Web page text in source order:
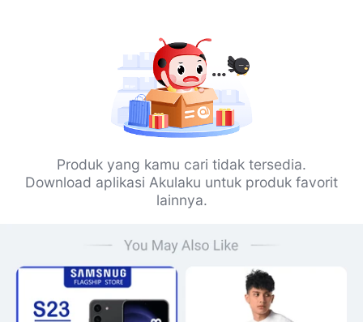
Produk yang kamu cari tidak tersedia.
Download aplikasi Akulaku untuk produk favorit
lainnya.